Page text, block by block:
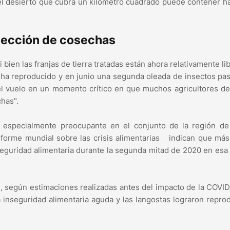
de cosechas
las franjas de tierra tratadas están ahora relativamente
reproducido y en junio una segunda oleada de insectos
vuelo en un momento crítico en que muchos agricultores
preocupante en el conjunto de la región
mundial sobre las crisis alimentarias indican que
alimentaria durante la segunda mitad de 2020 en esa
estimaciones realizadas antes del impacto de la
alimentaria aguda y las langostas lograron